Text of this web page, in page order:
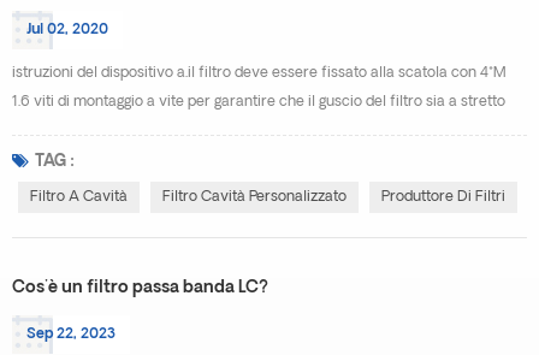
Jul 02, 2020
istruzioni del dispositivo a.il filtro deve essere fissato alla scatola con 4*M
1.6 viti di montaggio a vite per garantire che il guscio del filtro sia a stretto
pin di ingresso e di uscita del filtro nel circuito. il tempo di saldatura non
deve essere troppo lungo e la temperatura del filtro supera i 180°C.
TAG :
Filtro A Cavità Filtro Cavità Personalizzato Produttore Di Filtri
Cos'è un filtro passa banda LC?
Sep 22, 2023